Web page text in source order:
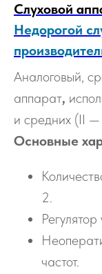
Слуховой
Недорогой
Аналоговый,
аппарат,
и средних (II —
Основные
2.
частот.